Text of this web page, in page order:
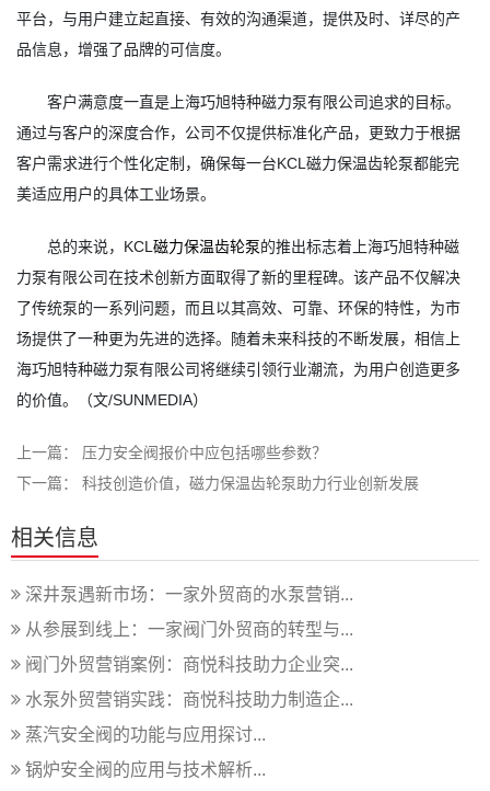
平台，与用户建立起直接、有效的沟通渠道，提供及时、详尽的产
品信息，增强了品牌的可信度。
客户满意度一直是上海巧旭特种磁力泵有限公司追求的目标。
通过与客户的深度合作，公司不仅提供标准化产品，更致力于根据
客户需求进行个性化定制，确保每一台KCL磁力保温齿轮泵都能完
美适应用户的具体工业场景。
总的来说，KCL 磁力保温齿轮泵的推出标志着上海巧旭特种磁
力泵有限公司在技术创新方面取得了新的里程碑。该产品不仅解决
了传统泵的一系列问题，而且以其高效、可靠、环保的特性，为市
场提供了一种更为先进的选择。随着未来科技的不断发展，相信上
海巧旭特种磁力泵有限公司将继续引领行业潮流，为用户创造更多
的价值。（文/SUNMEDIA）
上一篇： 压力安全阀报价中应包括哪些参数？
下一篇： 科技创造价值，磁力保温齿轮泵助力行业创新发展
相关信息
深井泵遇新市场：一家外贸商的水泵营销...
从参展到线上：一家阀门外贸商的转型与...
阀门外贸营销案例：商悦科技助力企业突...
水泵外贸营销实践：商悦科技助力制造企...
蒸汽安全阀的功能与应用探讨...
锅炉安全阀的应用与技术解析...